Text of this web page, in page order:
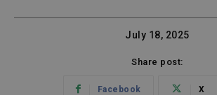
July 18, 2025
Share post:
Facebook X